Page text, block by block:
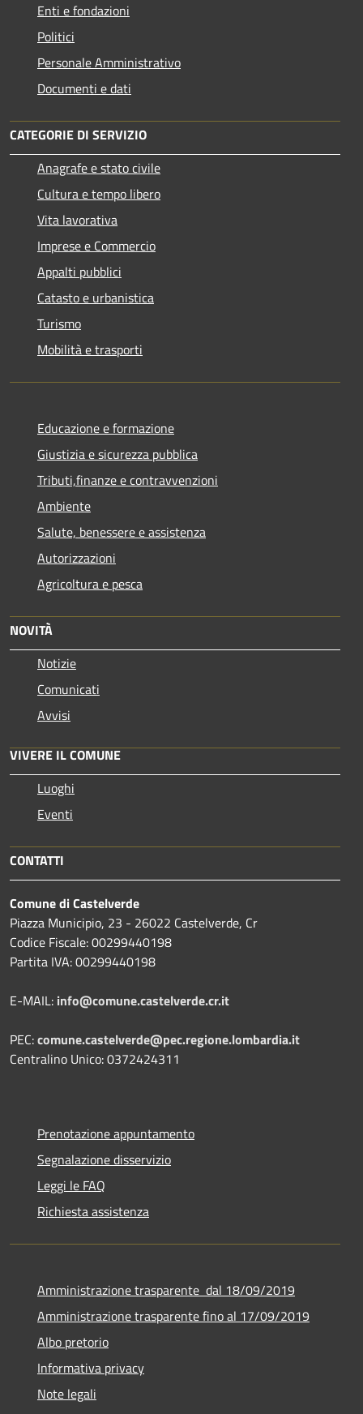
Enti e fondazioni
Politici
Personale Amministrativo
Documenti e dati
CATEGORIE DI SERVIZIO
Anagrafe e stato civile
Cultura e tempo libero
Vita lavorativa
Imprese e Commercio
Appalti pubblici
Catasto e urbanistica
Turismo
Mobilità e trasporti
Educazione e formazione
Giustizia e sicurezza pubblica
Tributi,finanze e contravvenzioni
Ambiente
Salute, benessere e assistenza
Autorizzazioni
Agricoltura e pesca
NOVITÀ
Notizie
Comunicati
Avvisi
VIVERE IL COMUNE
Luoghi
Eventi
CONTATTI
Comune di Castelverde
Piazza Municipio, 23 - 26022 Castelverde, Cr
Codice Fiscale: 00299440198
Partita IVA: 00299440198
E-MAIL: info@comune.castelverde.cr.it
PEC:comune.castelverde@pec.regione.lombardia.it
Centralino Unico: 0372424311
Prenotazione appuntamento
Segnalazione disservizio
Leggi le FAQ
Richiesta assistenza
Amministrazione trasparente dal 18/09/2019
Amministrazione trasparente fino al 17/09/2019
Albo pretorio
Informativa privacy
Note legali